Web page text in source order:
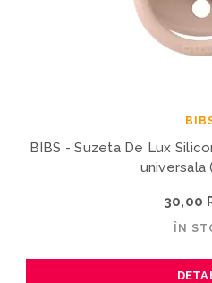
BIBS - Suzeta De Lux
universala
30,00
ÎN